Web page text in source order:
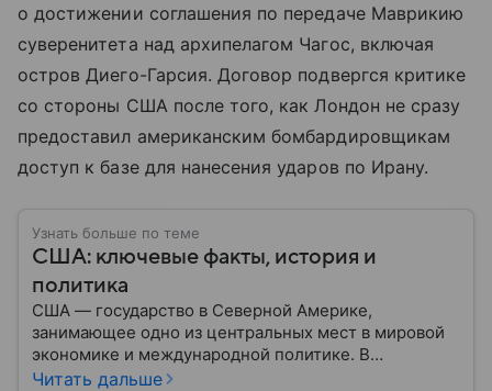
о достижении соглашения по передаче Маврикию
суверенитета над архипелагом Чагос, включая
остров Диего-Гарсия. Договор подвергся критике
со стороны США после того, как Лондон не сразу
предоставил американским бомбардировщикам
доступ к базе для нанесения ударов по Ирану.
Узнать больше по теме
США: ключевые факты, история и
политика
США — государство в Северной Америке,
занимающее одно из центральных мест в мировой
экономике и международной политике. В
материале — основные сведения об этой стране.
Читать дальше